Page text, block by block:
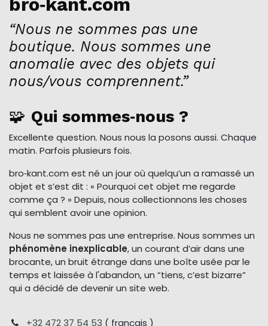
“Nous ne sommes pas une
boutique. Nous sommes une
anomalie avec des objets qui
nous/vous comprennent.”
🧩 Qui sommes‑nous ?
Excellente question. Nous nous la posons aussi. Chaque
matin. Parfois plusieurs fois.
bro‑kant.com est né un jour où quelqu’un a ramassé un
objet et s’est dit : « Pourquoi cet objet me regarde
comme ça ? » Depuis, nous collectionnons les choses
qui semblent avoir une opinion.
Nous ne sommes pas une entreprise. Nous sommes un
phénomène inexplicable, un courant d’air dans une
brocante, un bruit étrange dans une boîte usée par le
temps et laissée à l'abandon, un “tiens, c’est bizarre”
qui a décidé de devenir un site web.
+32 472 37 54 53 ( français )